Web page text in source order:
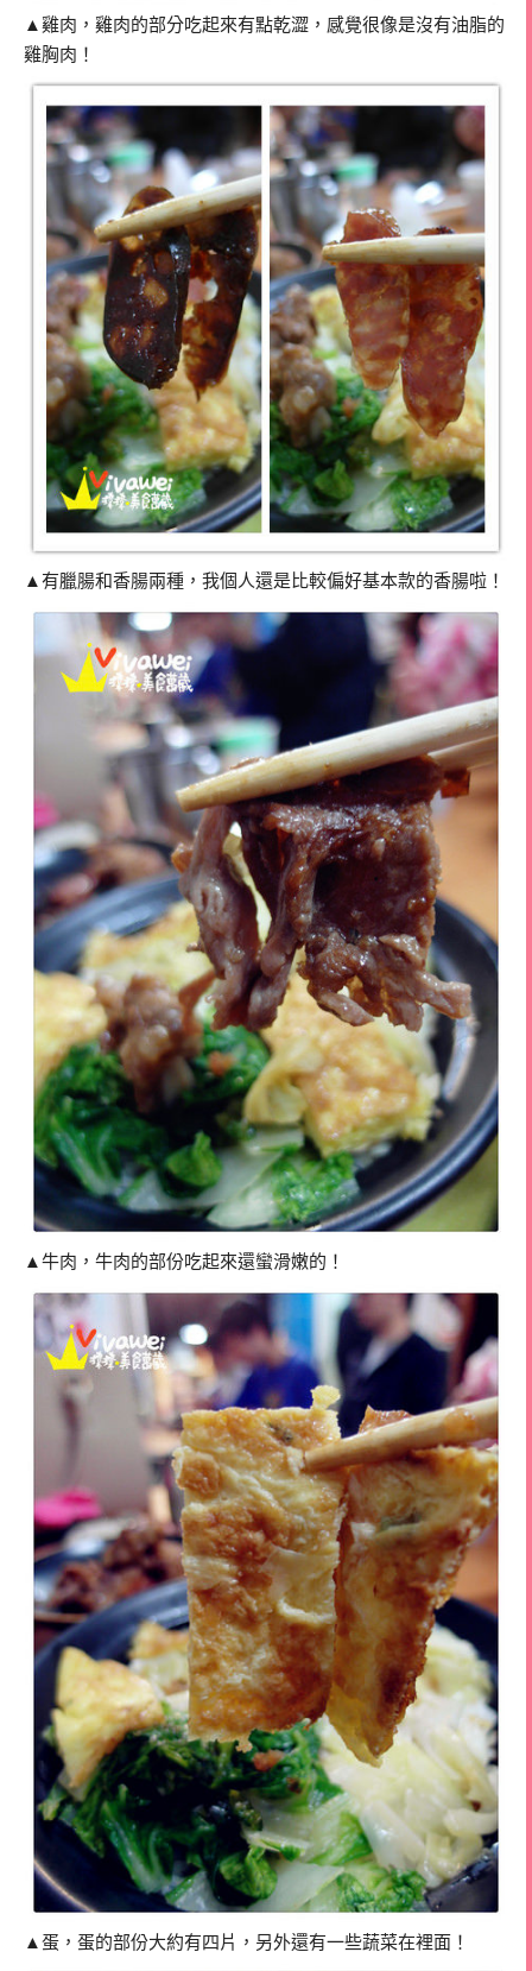
▲雞肉，雞肉的部分吃起來有點乾澀，感覺很像是沒有油脂的
雞胸肉！
▲有臘腸和香腸兩種，我個人還是比較偏好基本款的香腸啦！
▲牛肉，牛肉的部份吃起來還蠻滑嫩的！
▲蛋，蛋的部份大約有四片，另外還有一些蔬菜在裡面！